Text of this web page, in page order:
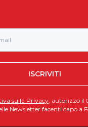
ISCRIVITI
sulla Privacy, autorizzo il
Newsletter facenti capo a